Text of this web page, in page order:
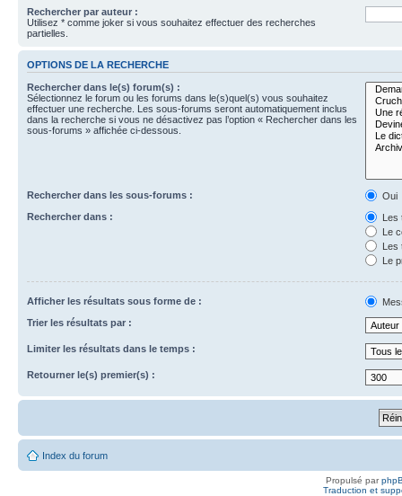
Rechercher par auteur :
Utilisez * comme joker si vous souhaitez effectuer des recherches
partielles.
OPTIONS DE LA RECHERCHE
Rechercher dans le(s) forum(s) :
Sélectionnez le forum ou les forums dans le(s)quel(s) vous souhaitez
effectuer une recherche. Les sous-forums seront automatiquement inclus
dans la recherche si vous ne désactivez pas l’option « Rechercher dans les
sous-forums » affichée ci-dessous.
Rechercher dans les sous-forums :
Oui
Rechercher dans :
Les
Le
Les
Le
Afficher les résultats sous forme de :
Trier les résultats par :
Limiter les résultats dans le temps :
Retourner le(s) premier(s) :
Index du forum
Propulsé par
Traduction et